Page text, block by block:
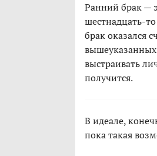
Ранний брак —
шестнадцать-
брак оказался
вышеуказанных
выстраивать
получится.
В идеале,
пока такая